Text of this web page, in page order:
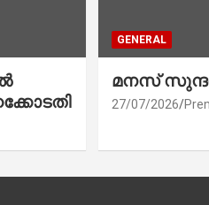
GENERAL
മനസ്
27/07/2026